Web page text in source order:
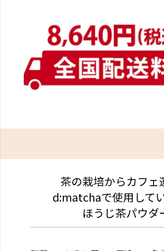
茶の栽培からカフェ
d:matchaで使用して
ほうじ茶パウダ